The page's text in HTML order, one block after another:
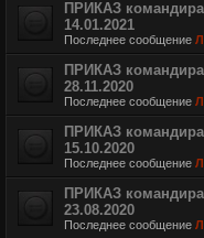
ПРИКАЗ
14.01.2021
Последнее сообщение
ПРИКАЗ
28.11.2020
Последнее сообщение
ПРИКАЗ
15.10.2020
Последнее сообщение
ПРИКАЗ
23.08.2020
Последнее сообщение